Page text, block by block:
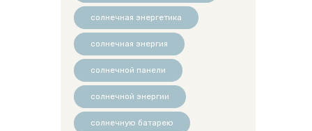
солнечная энергетика
солнечная энергия
солнечной панели
солнечной энергии
солнечную батарею